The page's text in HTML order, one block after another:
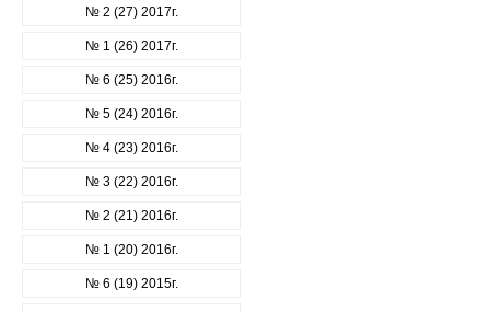
№ 2 (27) 2017г.
№ 1 (26) 2017г.
№ 6 (25) 2016г.
№ 5 (24) 2016г.
№ 4 (23) 2016г.
№ 3 (22) 2016г.
№ 2 (21) 2016г.
№ 1 (20) 2016г.
№ 6 (19) 2015г.